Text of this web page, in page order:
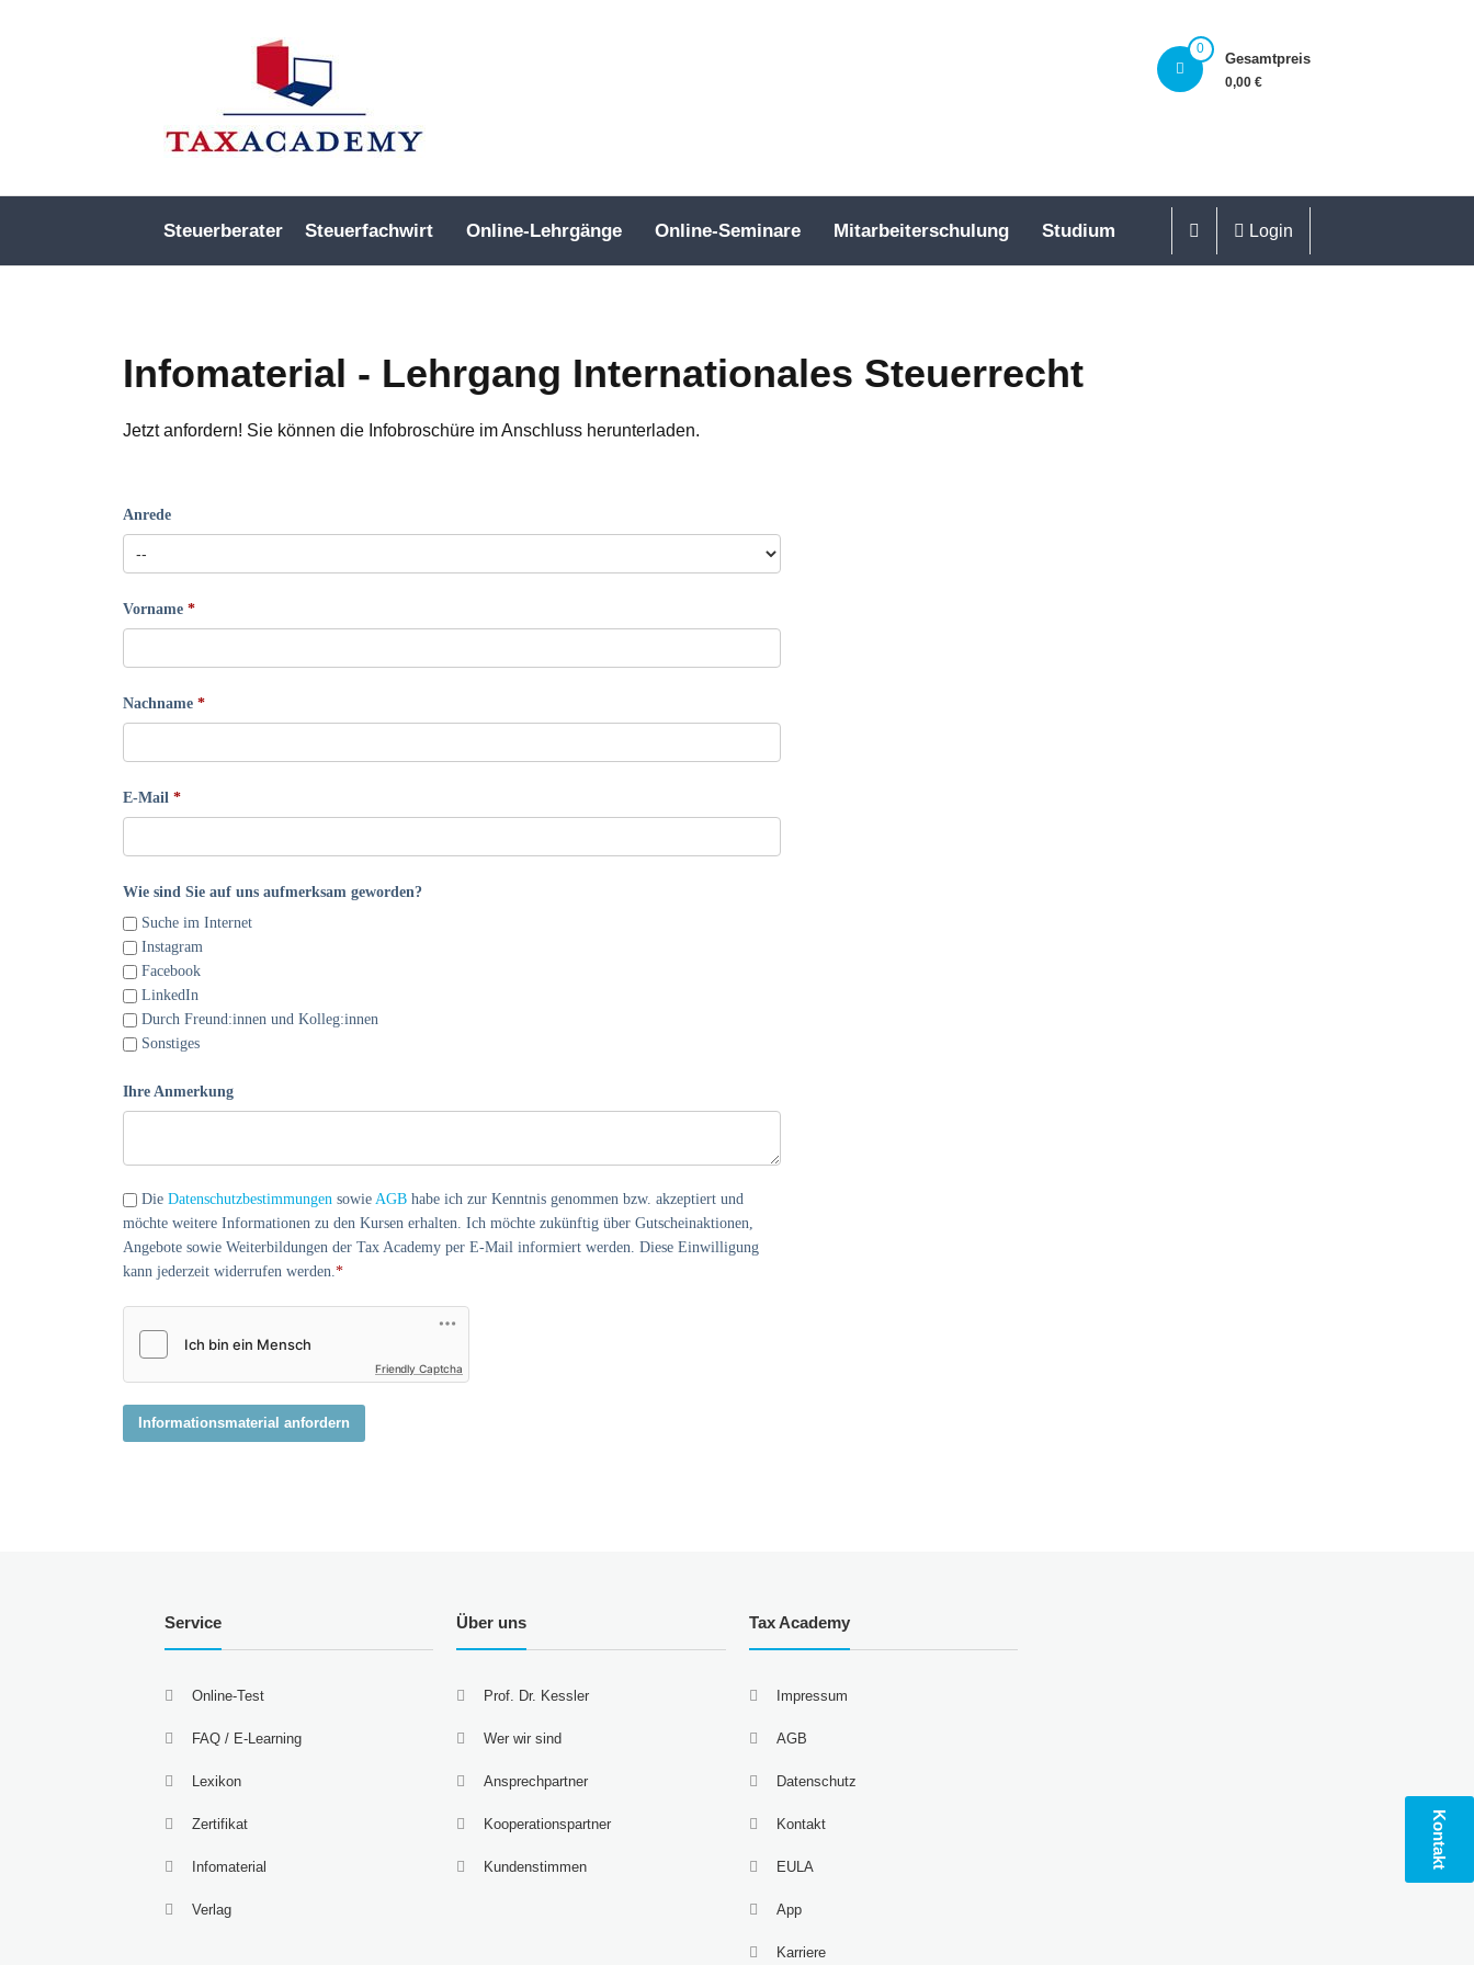
0
Gesamtpreis
0,00 €
Login
Steuerberater Steuerfachwirt Online-Lehrgänge Online-Seminare Mitarbeiterschulung Studium
Kontakt
Infomaterial - Lehrgang Internationales Steuerrecht
Jetzt anfordern! Sie können die Infobroschüre im Anschluss herunterladen.
Anrede
Vorname
Nachname
E-Mail
Wie sind Sie auf uns aufmerksam geworden?
Suche im Internet
Instagram
Facebook
LinkedIn
Durch Freund:innen und Kolleg:innen
Sonstiges
Ihre Anmerkung
Die Datenschutzbestimmungen sowie AGB habe ich zur Kenntnis genommen bzw. akzeptiert und
möchte weitere Informationen zu den Kursen erhalten. Ich möchte zukünftig über Gutscheinaktionen,
Angebote sowie Weiterbildungen der Tax Academy per E-Mail informiert werden. Diese Einwilligung
kann jederzeit widerrufen werden.*
Friendly Captcha
Informationsmaterial anfordern
Service
Online-Test
FAQ / E-Learning
Lexikon
Zertifikat
Infomaterial
Verlag
Über uns
Prof. Dr. Kessler
Wer wir sind
Ansprechpartner
Kooperationspartner
Kundenstimmen
Tax Academy
Impressum
AGB
Datenschutz
Kontakt
EULA
App
Karriere